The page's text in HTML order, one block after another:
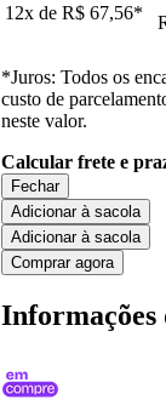
12x de R$ 67,56*
*Juros: Todos os
custo de
neste valor.
Calcular frete e
Fechar
Adicionar à sacola
Adicionar à sacola
Comprar agora
Informações